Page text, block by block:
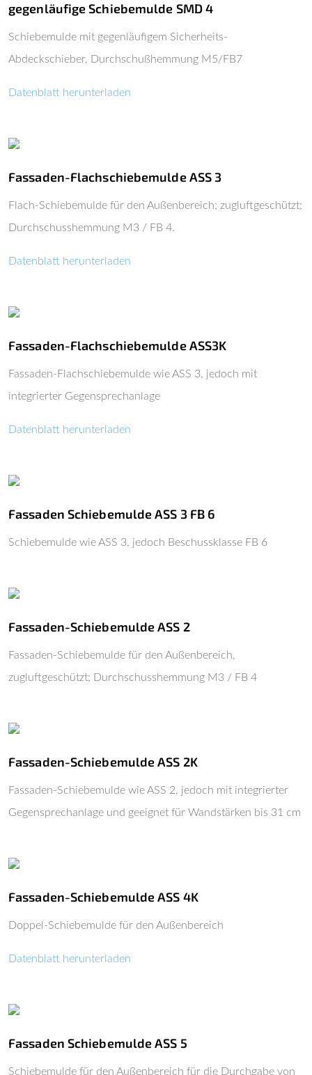
gegenläufige Schiebemulde SMD 4
Schiebemulde mit gegenläufigem Sicherheits-
Abdeckschieber, Durchschußhemmung M5/FB7
Datenblatt herunterladen
Fassaden-Flachschiebemulde ASS 3
Flach-Schiebemulde für den Außenbereich; zugluftgeschützt;
Durchschusshemmung M3 / FB 4.
Datenblatt herunterladen
Fassaden-Flachschiebemulde ASS3K
Fassaden-Flachschiebemulde wie ASS 3, jedoch mit
integrierter Gegensprechanlage
Datenblatt herunterladen
Fassaden Schiebemulde ASS 3 FB 6
Schiebemulde wie ASS 3, jedoch Beschussklasse FB 6
Fassaden-Schiebemulde ASS 2
Fassaden-Schiebemulde für den Außenbereich,
zugluftgeschützt; Durchschusshemmung M3 / FB 4
Fassaden-Schiebemulde ASS 2K
Fassaden-Schiebemulde wie ASS 2, jedoch mit integrierter
Gegensprechanlage und geeignet für Wandstärken bis 31 cm
Fassaden-Schiebemulde ASS 4K
Doppel-Schiebemulde für den Außenbereich
Datenblatt herunterladen
Fassaden Schiebemulde ASS 5
Schiebemulde für den Außenbereich für die Durchgabe von